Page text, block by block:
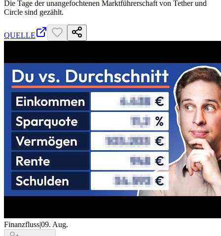
Die Tage der unangefochtenen Marktführerschaft von Tether und
Circle sind gezählt.
QUELLE
Finanzfluss|09. Aug.